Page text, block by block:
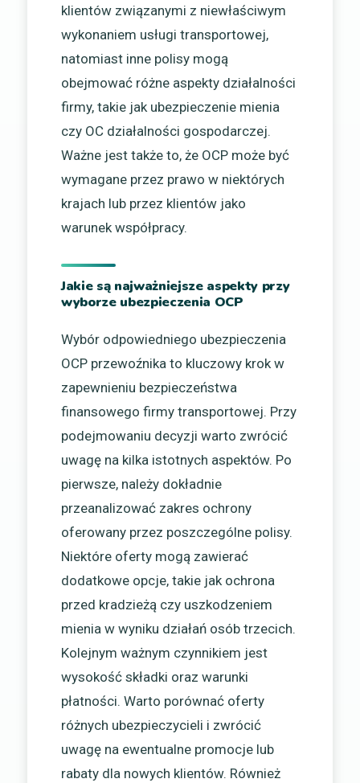
klientów związanymi z niewłaściwym
wykonaniem usługi transportowej,
natomiast inne polisy mogą
obejmować różne aspekty działalności
firmy, takie jak ubezpieczenie mienia
czy OC działalności gospodarczej.
Ważne jest także to, że OCP może być
wymagane przez prawo w niektórych
krajach lub przez klientów jako
warunek współpracy.
Jakie są najważniejsze aspekty przy
wyborze ubezpieczenia OCP
Wybór odpowiedniego ubezpieczenia
OCP przewoźnika to kluczowy krok w
zapewnieniu bezpieczeństwa
finansowego firmy transportowej. Przy
podejmowaniu decyzji warto zwrócić
uwagę na kilka istotnych aspektów. Po
pierwsze, należy dokładnie
przeanalizować zakres ochrony
oferowany przez poszczególne polisy.
Niektóre oferty mogą zawierać
dodatkowe opcje, takie jak ochrona
przed kradzieżą czy uszkodzeniem
mienia w wyniku działań osób trzecich.
Kolejnym ważnym czynnikiem jest
wysokość składki oraz warunki
płatności. Warto porównać oferty
różnych ubezpieczycieli i zwrócić
uwagę na ewentualne promocje lub
rabaty dla nowych klientów. Również